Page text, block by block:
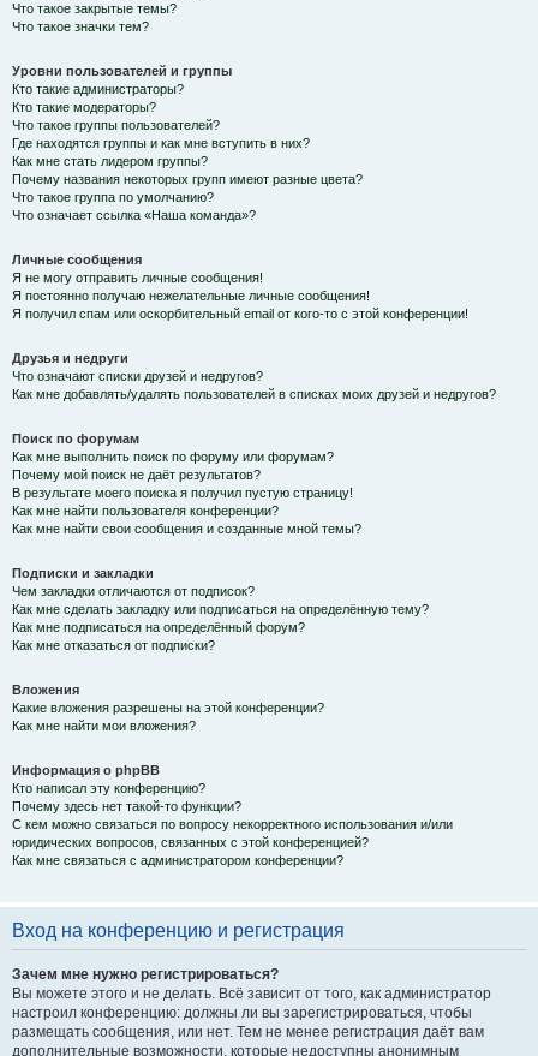
Что такое закрытые темы?
Что такое значки тем?
Уровни пользователей и группы
Кто такие администраторы?
Кто такие модераторы?
Что такое группы пользователей?
Где находятся группы и как мне вступить в них?
Как мне стать лидером группы?
Почему названия некоторых групп имеют разные цвета?
Что такое группа по умолчанию?
Что означает ссылка «Наша команда»?
Личные сообщения
Я не могу отправить личные сообщения!
Я постоянно получаю нежелательные личные сообщения!
Я получил спам или оскорбительный email от кого-то с этой конференции!
Друзья и недруги
Что означают списки друзей и недругов?
Как мне добавлять/удалять пользователей в списках моих друзей и недругов?
Поиск по форумам
Как мне выполнить поиск по форуму или форумам?
Почему мой поиск не даёт результатов?
В результате моего поиска я получил пустую страницу!
Как мне найти пользователя конференции?
Как мне найти свои сообщения и созданные мной темы?
Подписки и закладки
Чем закладки отличаются от подписок?
Как мне сделать закладку или подписаться на определённую тему?
Как мне подписаться на определённый форум?
Как мне отказаться от подписки?
Вложения
Какие вложения разрешены на этой конференции?
Как мне найти мои вложения?
Информация о phpBB
Кто написал эту конференцию?
Почему здесь нет такой-то функции?
С кем можно связаться по вопросу некорректного использования и/или
юридических вопросов, связанных с этой конференцией?
Как мне связаться с администратором конференции?
Вход на конференцию и регистрация
Зачем мне нужно регистрироваться?
Вы можете этого и не делать. Всё зависит от того, как администратор
настроил конференцию: должны ли вы зарегистрироваться, чтобы
размещать сообщения, или нет. Тем не менее регистрация даёт вам
дополнительные возможности, которые недоступны анонимным